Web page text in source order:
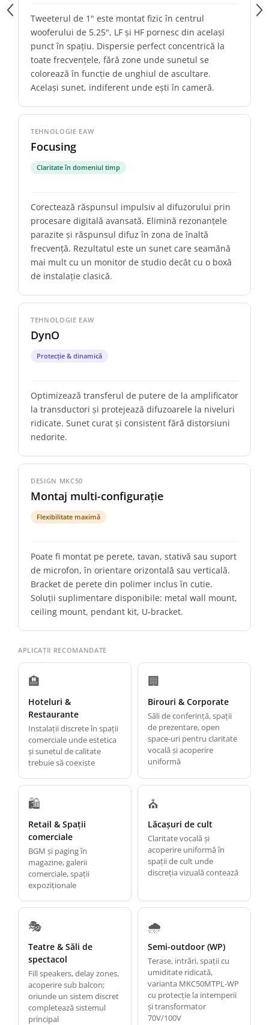
Tweeterul de 1" este montat fizic în centrul
wooferului de 5.25", LF și HF pornesc din același
punct în spațiu. Dispersie perfect concentrică la
toate frecvențele, fără zone unde sunetul se
colorează în funcție de unghiul de ascultare.
Același sunet, indiferent unde ești în cameră.
TEHNOLOGIE EAW
Focusing
Claritate în domeniul timp
Corectează răspunsul impulsiv al difuzorului prin
procesare digitală avansată. Elimină rezonanțele
parazite și răspunsul difuz în zona de înaltă
frecvență. Rezultatul este un sunet care seamănă
mai mult cu un monitor de studio decât cu o boxă
de instalație clasică.
TEHNOLOGIE EAW
DynO
Protecție & dinamică
Optimizează transferul de putere de la amplificator
la transductori și protejează difuzoarele la niveluri
ridicate. Sunet curat și consistent fără distorsiuni
nedorite.
DESIGN MKC50
Montaj multi-configurație
Flexibilitate maximă
Poate fi montat pe perete, tavan, stativă sau suport
de microfon, în orientare orizontală sau verticală.
Bracket de perete din polimer inclus în cutie.
Soluții suplimentare disponibile: metal wall mount,
ceiling mount, pendant kit, U-bracket.
APLICAȚII RECOMANDATE
🏨
Hoteluri &
Restaurante
Instalații discrete în spații
comerciale unde estetica
și sunetul de calitate
trebuie să coexiste
🏢
Birouri & Corporate
Săli de conferință, spații
de prezentare, open
space-uri pentru claritate
vocală și acoperire
uniformă
🛍️
Retail & Spații
comerciale
BGM și paging în
magazine, galerii
comerciale, spații
expoziționale
⛪
Lăcașuri de cult
Claritate vocală și
acoperire uniformă în
spații de cult unde
discreția vizuală contează
🎭
Teatre & Săli de
spectacol
Fill speakers, delay zones,
acoperire sub balcon;
oriunde un sistem discret
completează sistemul
principal
🌧️
Semi-outdoor (WP)
Terase, intrări, spații cu
umiditate ridicată,
varianta MKC50MTPL-WP
cu protecție la intemperii
și transformator
70V/100V